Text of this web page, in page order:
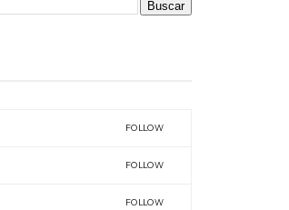
FOLLOW
FOLLOW
FOLLOW